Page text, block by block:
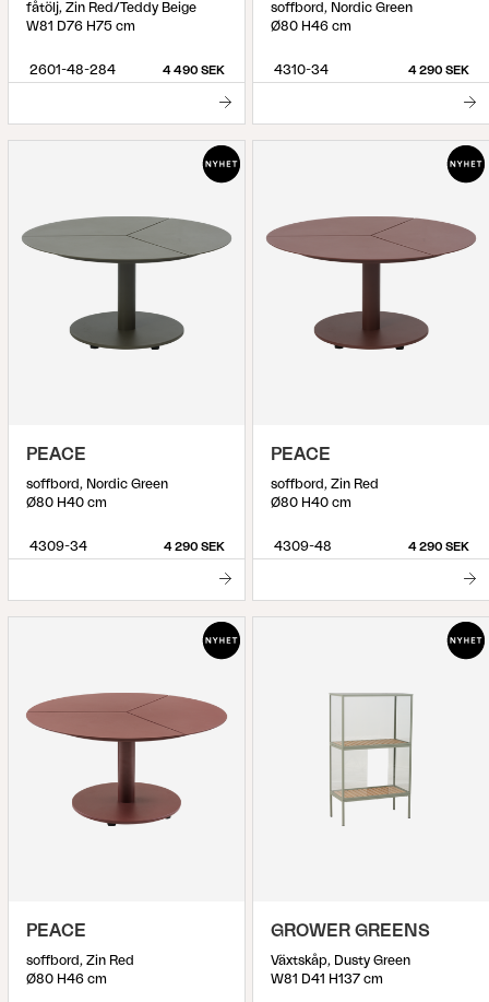
fåtölj, Zin Red/Teddy Beige
W81 D76 H75 cm
2601-48-284 4 490 SEK
soffbord, Nordic Green
Ø80 H46 cm
4310-34 4 290 SEK
PEACE
soffbord, Nordic Green
Ø80 H40 cm
4309-34 4 290 SEK
PEACE
soffbord, Zin Red
Ø80 H40 cm
4309-48 4 290 SEK
PEACE
soffbord, Zin Red
Ø80 H46 cm
GROWER GREENS
Växtskåp, Dusty Green
W81 D41 H137 cm